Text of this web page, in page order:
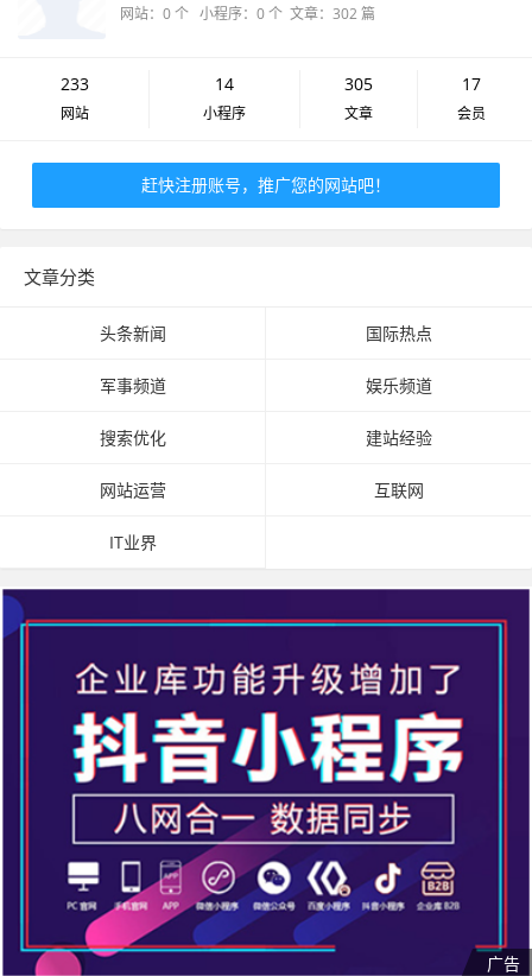
网站：0 个 小程序：0 个 文章：302 篇
233
网站
14
小程序
305
文章
17
会员
赶快注册账号，推广您的网站吧！
文章分类
头条新闻 国际热点
军事频道 娱乐频道
搜索优化 建站经验
网站运营 互联网
IT业界